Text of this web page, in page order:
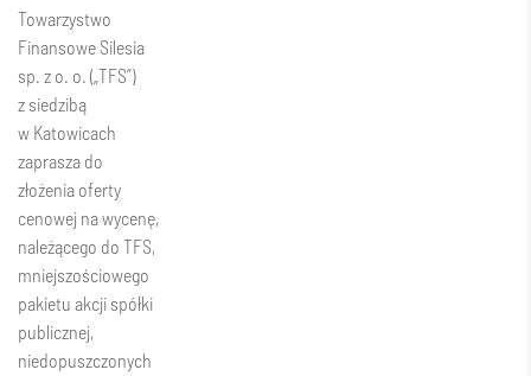
Towarzystwo
Finansowe Silesia
sp. z o. o. („TFS”)
z siedzibą
w Katowicach
zaprasza do
złożenia oferty
cenowej na wycenę,
należącego do TFS,
mniejszościowego
pakietu akcji spółki
publicznej,
niedopuszczonych